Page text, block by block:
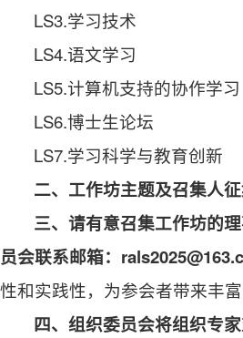
LS3.学习技术
LS4.语文学习
LS5.计算机支持的协作学习
LS6.博士生论坛
LS7.学习科学与教育创新
二、工作坊主题及召集人
三、请有意召集工作坊的
员会联系邮箱：
性和实践性，为参会者带来丰
四、组织委员会将组织专